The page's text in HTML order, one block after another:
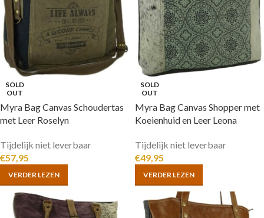
SOLD
OUT
Myra Bag Canvas Schoudertas
met Leer Roselyn
Tijdelijk niet leverbaar
€57,95
VERDER LEZEN
SOLD
OUT
Myra Bag Canvas Shopper met
Koeienhuid en Leer Leona
Tijdelijk niet leverbaar
€49,95
VERDER LEZEN